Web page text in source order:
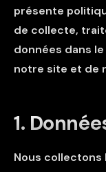
présente
de collecte,
données dans
notre site et de
1.
Nous